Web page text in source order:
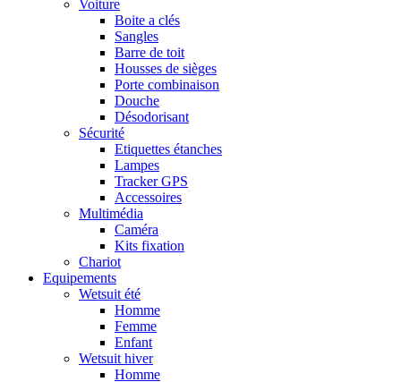
Voiture
Boite a clés
Sangles
Barre de toit
Housses de sièges
Porte combinaison
Douche
Désodorisant
Sécurité
Etiquettes étanches
Lampes
Tracker GPS
Accessoires
Multimédia
Caméra
Kits fixation
Chariot
Equipements
Wetsuit été
Homme
Femme
Enfant
Wetsuit hiver
Homme